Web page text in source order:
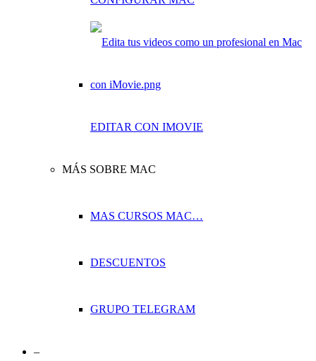
EDITAR CON IMOVIE
MÁS SOBRE MAC
MAS CURSOS MAC…
DESCUENTOS
GRUPO TELEGRAM
–